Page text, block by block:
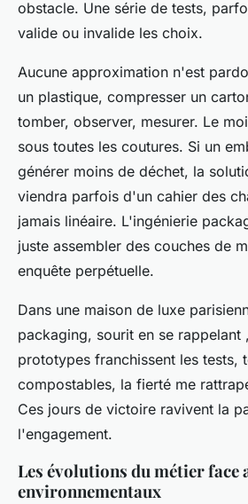
obstacle. Une série de tests,
valide ou invalide les choix.
Aucune approximation n'est
un plastique, compresser un
tomber, observer, mesurer. Le
sous toutes les coutures. Si un
générer moins de déchet, la
viendra parfois d'un cahier des
jamais linéaire. L'ingénierie
juste assembler des couches de
enquête perpétuelle.
Dans une maison de luxe
packaging, sourit en se rappelant
prototypes franchissent les tests,
compostables, la fierté me
Ces jours de victoire ravivent la
l'engagement.
Les évolutions du métier face
environnementaux